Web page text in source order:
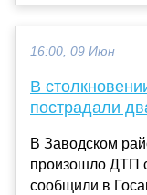
16:00, 09 Июн
В
пострадали
В Заводском
произошло ДТП
сообщили в